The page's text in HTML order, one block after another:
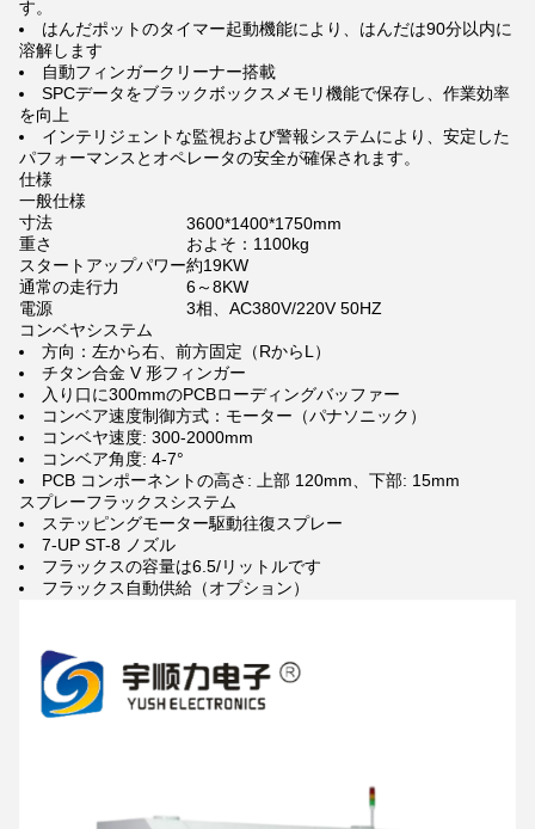
す。
はんだポットのタイマー起動機能により、はんだは90分以内に
溶解します
自動フィンガークリーナー搭載
SPCデータをブラックボックスメモリ機能で保存し、作業効率
を向上
インテリジェントな監視および警報システムにより、安定した
パフォーマンスとオペレータの安全が確保されます。
仕様
一般仕様
寸法
3600*1400*1750mm
重さ
およそ：1100kg
スタートアップパワー約19KW
通常の走行力
6～8KW
電源
3相、AC380V/220V 50HZ
コンベヤシステム
方向：左から右、前方固定（RからL）
チタン合金 V 形フィンガー
入り口に300mmのPCBローディングバッファー
コンベア速度制御方式：モーター（パナソニック）
コンベヤ速度: 300-2000mm
コンベア角度: 4-7°
PCB コンポーネントの高さ: 上部 120mm、下部: 15mm
スプレーフラックスシステム
ステッピングモーター駆動往復スプレー
7-UP ST-8 ノズル
フラックスの容量は6.5/リットルです
フラックス自動供給（オプション）